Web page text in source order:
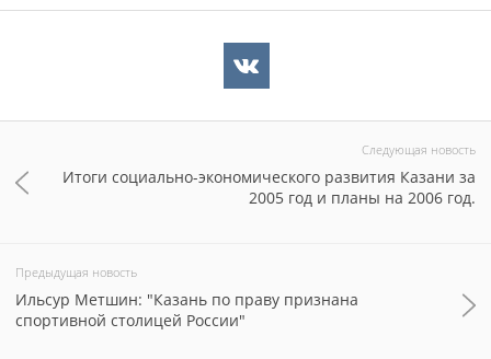
Следующая новость
Итоги социально-экономического развития Казани за
2005 год и планы на 2006 год.
Предыдущая новость
Ильсур Метшин: "Казань по праву признана
спортивной столицей России"